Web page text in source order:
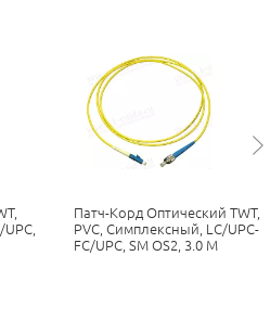
Патч-Корд Оптический TWT,
PVC, Симплексный, LC/UPC-
FC/UPC, SM OS2, 3.0 М